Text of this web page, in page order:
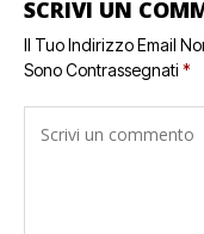
SCRIVI UN
Il Tuo Indirizzo Email
Sono Contrassegnati *